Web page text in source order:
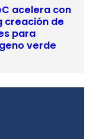
acelera con
creación de
para
verde